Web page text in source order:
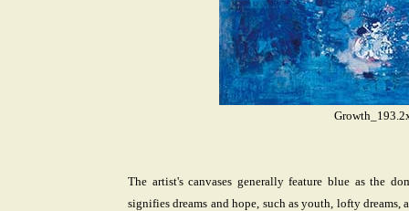
The artist's canvases generally feature blue as the
signifies dreams and hope, such as youth, lofty